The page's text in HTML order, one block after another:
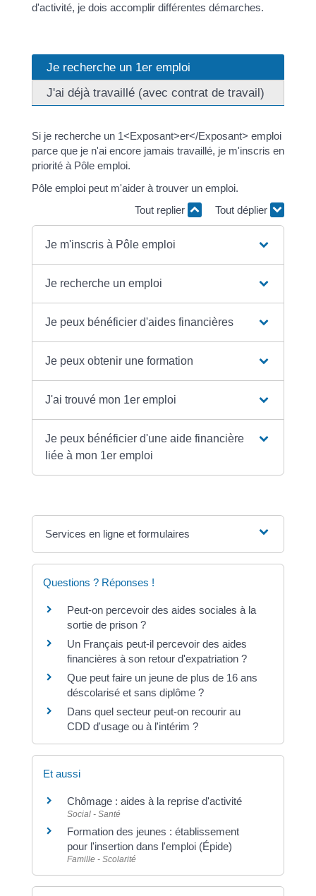
d'activité, je dois accomplir différentes démarches.
Je recherche un 1er emploi
J'ai déjà travaillé (avec contrat de travail)
Si je recherche un 1<Exposant>er</Exposant> emploi
parce que je n'ai encore jamais travaillé, je m'inscris en
priorité à Pôle emploi.
Pôle emploi peut m'aider à trouver un emploi.
Tout replier
Tout déplier
Je m'inscris à Pôle emploi
Je recherche un emploi
Je peux bénéficier d'aides financières
Je peux obtenir une formation
J'ai trouvé mon 1er emploi
Je peux bénéficier d'une aide financière
liée à mon 1er emploi
Services en ligne et formulaires
Questions ? Réponses !
Peut-on percevoir des aides sociales à la
sortie de prison ?
Un Français peut-il percevoir des aides
financières à son retour d'expatriation ?
Que peut faire un jeune de plus de 16 ans
déscolarisé et sans diplôme ?
Dans quel secteur peut-on recourir au
CDD d'usage ou à l'intérim ?
Et aussi
Chômage : aides à la reprise d'activité
Social - Santé
Formation des jeunes : établissement
pour l'insertion dans l'emploi (Épide)
Famille - Scolarité